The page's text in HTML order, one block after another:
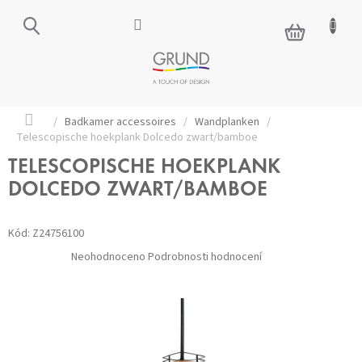
NÁKUPNÍ
KOŠÍK
Domů
/ Badkamer accessoires / Wandplanken /
Telescopische hoekplank Dolcedo zwart/bamboe
TELESCOPISCHE HOEKPLANK
DOLCEDO ZWART/BAMBOE
Kód: Z24756100
Průměrné
hodnocení
Neohodnoceno Podrobnosti hodnocení